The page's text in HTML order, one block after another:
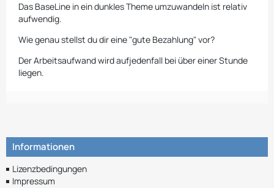
Das BaseLine in ein dunkles Theme umzuwandeln ist relativ
aufwendig.
Wie genau stellst du dir eine "gute Bezahlung" vor?
Der Arbeitsaufwand wird aufjedenfall bei über einer Stunde
liegen.
Informationen
Lizenzbedingungen
Impressum